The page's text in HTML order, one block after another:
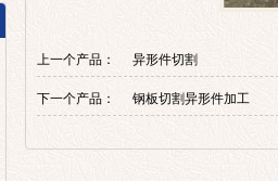
上一个产品： 异形件切割
下一个产品： 钢板切割异形件加工